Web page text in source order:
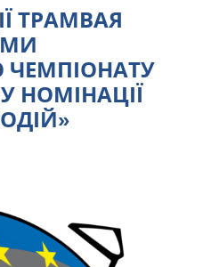
ТРАМВАЯ
У НОМІНАЦІЇ